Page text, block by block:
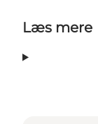
Læs mere